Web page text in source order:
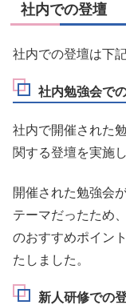
社内での登壇
社内での登壇は下
社内勉強会で
社内で開催された
関する登壇を実施
開催された勉強会
テーマだったため
のおすすめポイン
たしました。
新人研修での